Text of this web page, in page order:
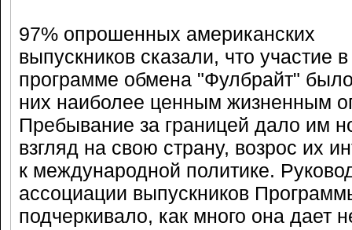
97% опрошенных американских
выпускников сказали, что участие в
программе обмена "Фулбрайт"
них наиболее ценным жизненным
Пребывание за границей дало им
взгляд на свою страну, возрос их
к международной политике.
ассоциации выпускников
подчеркивало, как много она дает